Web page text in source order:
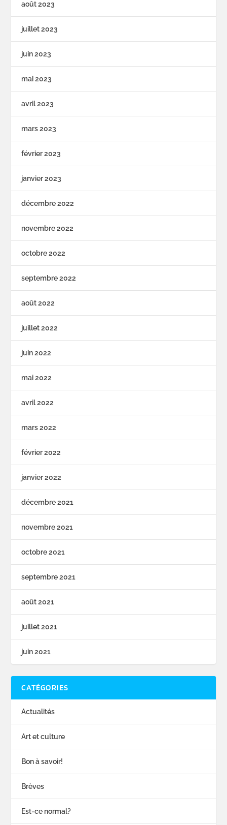
août 2023
juillet 2023
juin 2023
mai 2023
avril 2023
mars 2023
février 2023
janvier 2023
décembre 2022
novembre 2022
octobre 2022
septembre 2022
août 2022
juillet 2022
juin 2022
mai 2022
avril 2022
mars 2022
février 2022
janvier 2022
décembre 2021
novembre 2021
octobre 2021
septembre 2021
août 2021
juillet 2021
juin 2021
CATÉGORIES
Actualités
Art et culture
Bon à savoir!
Brèves
Est-ce normal?